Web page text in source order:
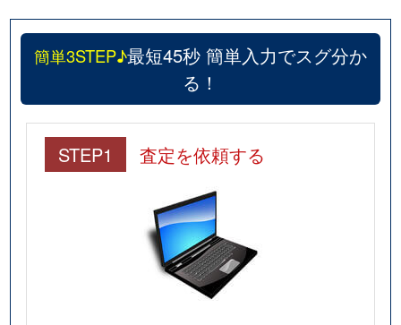
簡単3STEP♪最短45秒 簡単入力でスグ分か
る！
STEP1 査定を依頼する